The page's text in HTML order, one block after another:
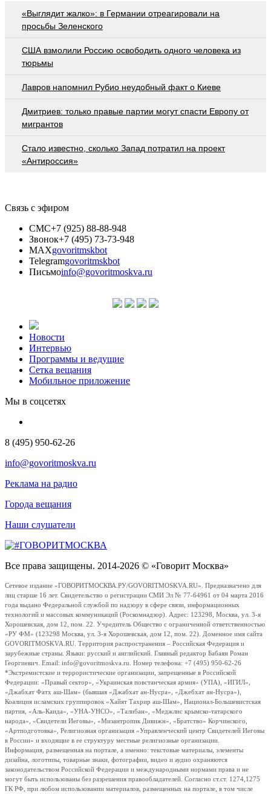
«Выглядит жалко»: в Германии отреагировали на
просьбы Зеленского
США взмолили Россию освободить одного человека из
тюрьмы
Лавров напомнил Рубио неудобный факт о Киеве
Дмитриев: только правые партии могут спасти Европу от
мигрантов
Стало известно, сколько Запад потратил на проект
«Антироссия»
Связь с эфиром
СМС+7 (925) 88-88-948
Звонок+7 (495) 73-73-948
MAXgovoritmskbot
Telegramgovoritmskbot
Письмоinfo@govoritmoskva.ru
Новости
Интервью
Программы и ведущие
Сетка вещания
Мобильное приложение
Мы в соцсетях
8 (495) 950-62-26
info@govoritmoskva.ru
Реклама на радио
Города вещания
Наши слушатели
Все права защищены. 2014-2026 © «Говорит Москва»
Сетевое издание «ГОВОРИТМОСКВА.РУ/GOVORITMOSKVA.RU». Предназначено для
лиц старше 16 лет. Свидетельство о регистрации СМИ Эл № 77-64961 от 04 марта 2016
года выдано Федеральной службой по надзору в сфере связи, информационных
технологий и массовых коммуникаций (Роскомнадзор). Адрес: 123298, Москва, ул. 3-я
Хорошевская, дом 12, пом. 22. Учредитель Общество с ограниченной ответственностью
«РУ ФМ» (123298 Москва, ул. 3-я Хорошевская, дом 12, пом. 22). Доменное имя сайта
GOVORITMOSKVA.RU. Территория распространения – Российская Федерация и
зарубежные страны. Языки: русский и английский. Главный редактор Бабаян Роман
Георгиевич. Email: info@govoritmoskva.ru. Номер телефона: +7 (495) 950-62-26
*Экстремистские и террористические организации, запрещенные в Российской
Федерации: «Правый сектор», «Украинская повстанческая армия» (УПА), «ИГИЛ»,
«Джабхат Фатх аш-Шам» (бывшая «Джабхат ан-Нусра», «Джебхат ан-Нусра»),
Коалиция исламских группировок «Хайят Тахрир аш-Шам», Национал-Большевистская
партия, «Аль-Каида», «УНА-УНСО», «Талибан», «Меджлис крымско-татарского
народа», «Свидетели Иеговы», «Мизантропик Дивижн», «Братство» Корчинского,
«Артподготовка», Религиозная организация «Управленческий центр Свидетелей Иеговы
в России» и входящие в ее структуру местные религиозные организации.
Информация, размещенная на портале, а именно: текстовые материалы, элементы
дизайна, логотипы, товарные знаки, фотографии, видео и аудио охраняются
законодательством Российской Федерации и международными нормами права и не
могут быть использованы без разрешения правообладателей. Согласно ст.ст. 1274,1275
ГК РФ, при любом использовании материалов, размещенных на портале, в том числе